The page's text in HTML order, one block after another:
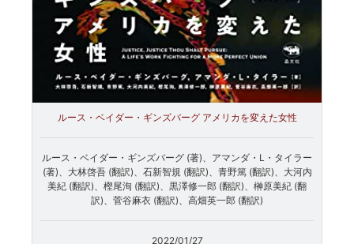
ルース・ベイダー・ギンズバーグ アメリカを変えた女性
ルース・ベイダー・ギンズバーグ (著)、アマンダ・L・タイラー
(著)、大林啓吾 (翻訳)、石新智規 (翻訳)、青野篤 (翻訳)、大河内
美紀 (翻訳)、樫尾洵 (翻訳)、黒澤修一郎 (翻訳)、榊原美紀 (翻
訳)、菅谷麻衣 (翻訳)、高畑英一郎 (翻訳)
2022/01/27